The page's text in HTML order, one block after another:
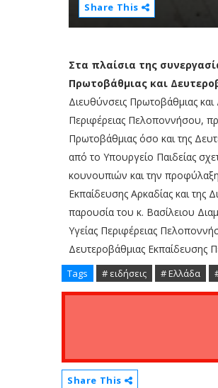
Share This
Στα πλαίσια της
Πρωτοβάθμιας και
Διευθύνσεις Πρωτοβάθμιας
Περιφέρειας Πελοποννήσου,
Πρωτοβάθμιας όσο και της
από το Υπουργείο Παιδείας
κουνουπιών και την
Εκπαίδευσης Αρκαδίας και της
παρουσία του κ. Βασίλειου
Υγείας Περιφέρειας
Δευτεροβάθμιας Εκπαίδευσης
Tags # ειδήσεις # Ελλάδα
Share This